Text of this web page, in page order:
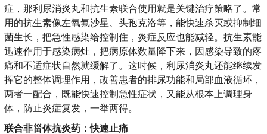
症，那利尿消炎丸和抗生素联合使用就是关键治疗策略了。常
用的抗生素像左氧氟沙星、头孢克洛等，能快速杀灭或抑制细
菌生长，把急性感染给控制住，炎症反应也能减轻。抗生素能
迅速作用于感染病灶，把病原体数量降下来，因感染导致的疼
痛和不适症状自然就缓解了。这时候，利尿消炎丸还能继续发
挥它的整体调理作用，改善患者的排尿功能和局部血液循环，
两者一配合，既能快速控制急性症状，又能从根本上调理身
体，防止炎症复发，一举两得。
联合非甾体抗炎药：快速止痛